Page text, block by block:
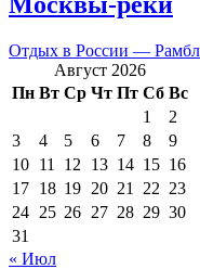
Отдых в России —
Август 2026
Пн Вт Ср Чт Пт Сб Вс
1
2
3
4 5 6 7 8
9
10 11 12 13 14 15 16
17 18 19 20 21 22 23
24 25 26 27 28 29 30
31
« Июл